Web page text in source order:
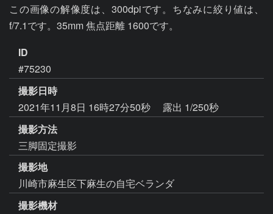
この画像の解像度は、300dpiです。ちなみに絞り値は、
f/7.1です。35mm 焦点距離 1600です。
ID
#75230
撮影日時
2021年11月8日 16時27分50秒
露出 1/250秒
撮影方法
三脚固定撮影
撮影地
川崎市麻生区下麻生の自宅ベランダ
撮影機材